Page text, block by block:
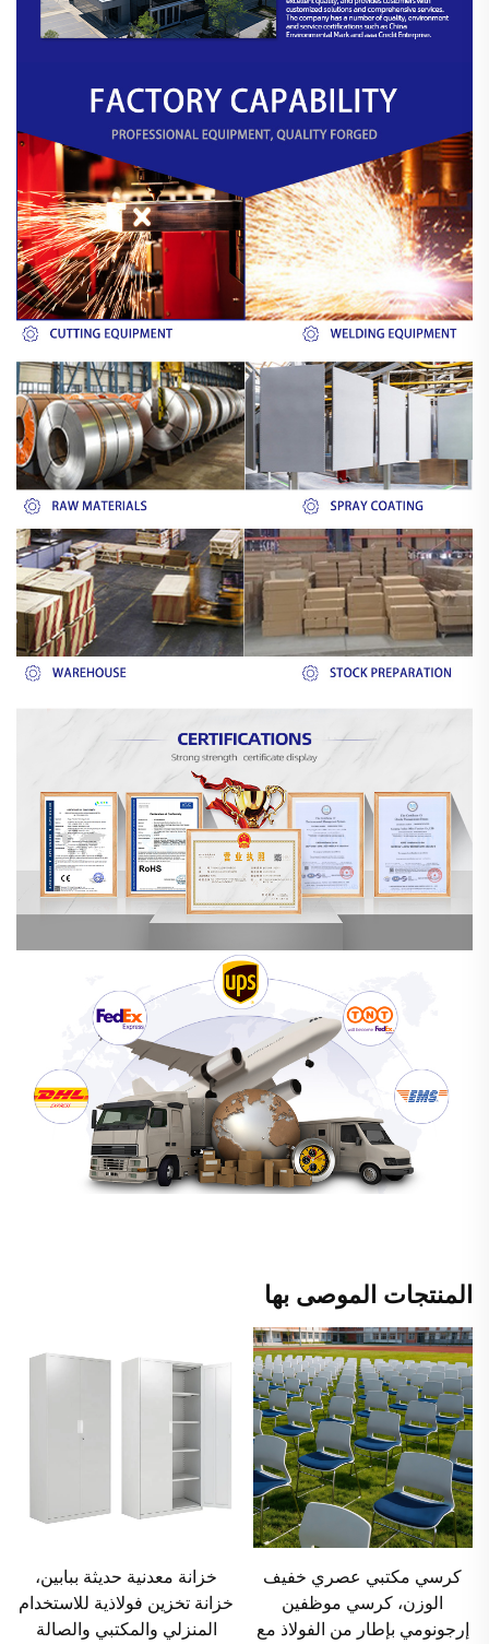
المنتجات الموصى بها
خزانة معدنية حديثة ببابين،
خزانة تخزين فولاذية للاستخدام
المنزلي والمكتبي والصالة
استشارة مجانية: خزانة تخزين
معدنية بستة أبواب مع قفل
مفتاح للموظفين أو الاستخدام